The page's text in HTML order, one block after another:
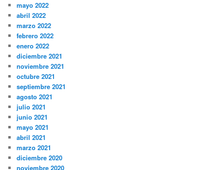
mayo 2022
abril 2022
marzo 2022
febrero 2022
enero 2022
diciembre 2021
noviembre 2021
octubre 2021
septiembre 2021
agosto 2021
julio 2021
junio 2021
mayo 2021
abril 2021
marzo 2021
diciembre 2020
noviembre 2020